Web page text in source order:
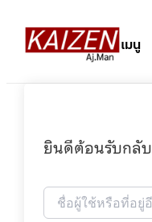
เมนู
ยินดีต้อนรับกลับ